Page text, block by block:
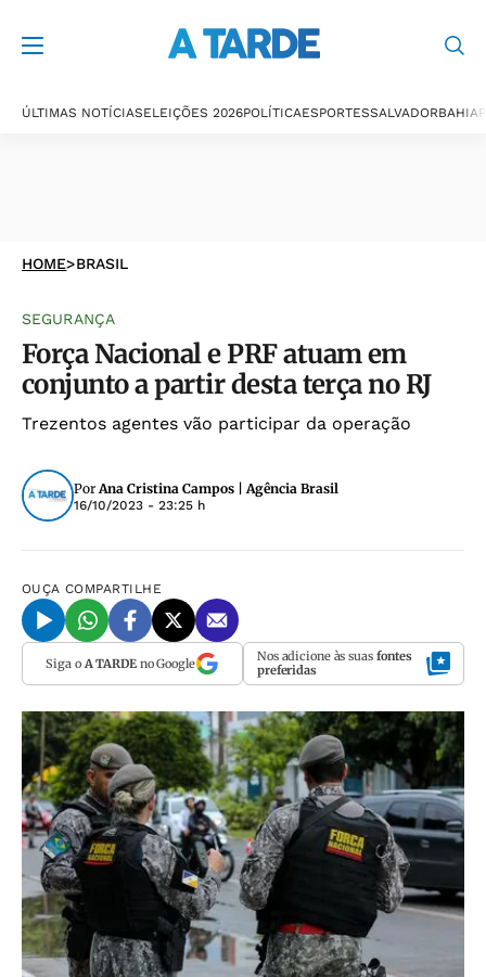
ÚLTIMAS NOTÍCIASELEIÇÕES 2026POLÍTICAESPORTESSALVADORBAHIA
HOME>BRASIL
SEGURANÇA
Força Nacional e PRF atuam em
conjunto a partir desta terça no RJ
Trezentos agentes vão participar da operação
PorAna Cristina Campos | Agência Brasil
16/10/2023 - 23:25 h
OUÇA COMPARTILHE
Siga o A TARDEno Google Nos adicione às suas fontes
preferidas